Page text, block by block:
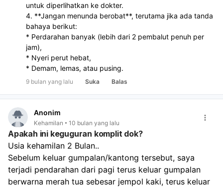
untuk diperlihatkan ke dokter.
4. **Jangan menunda berobat**, terutama jika ada tanda
bahaya berikut:
* Perdarahan banyak (lebih dari 2 pembalut penuh per
jam),
* Nyeri perut hebat,
* Demam, lemas, atau pusing.
9 bulan yang lalu Suka Balas
Anonim
Kehamilan 10 bulan yang lalu
Apakah ini keguguran komplit dok?
Usia kehamilan 2 Bulan..
Sebelum keluar gumpalan/kantong tersebut, saya
terjadi pendarahan dari pagi terus keluar gumpalan
berwarna merah tua sebesar jempol kaki, terus keluar